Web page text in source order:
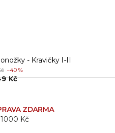
- Kravičky I-II
–40 %
Kč
ZDARMA
Kč